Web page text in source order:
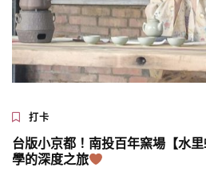
打卡
台版小京都！南投百年窯場【水
學的深度之旅